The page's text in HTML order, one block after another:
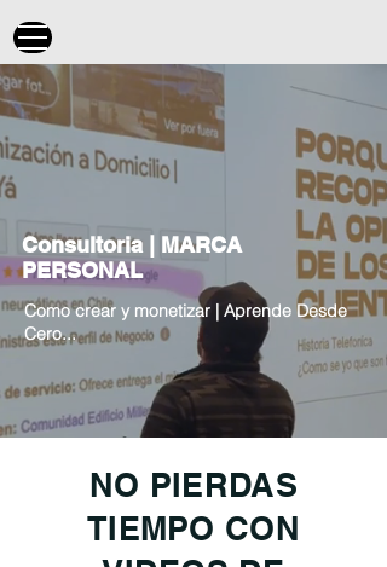
Consultoria | MARCA
PERSONAL
Como crear y monetizar | Aprende Desde
Cero...
NO PIERDAS
TIEMPO CON